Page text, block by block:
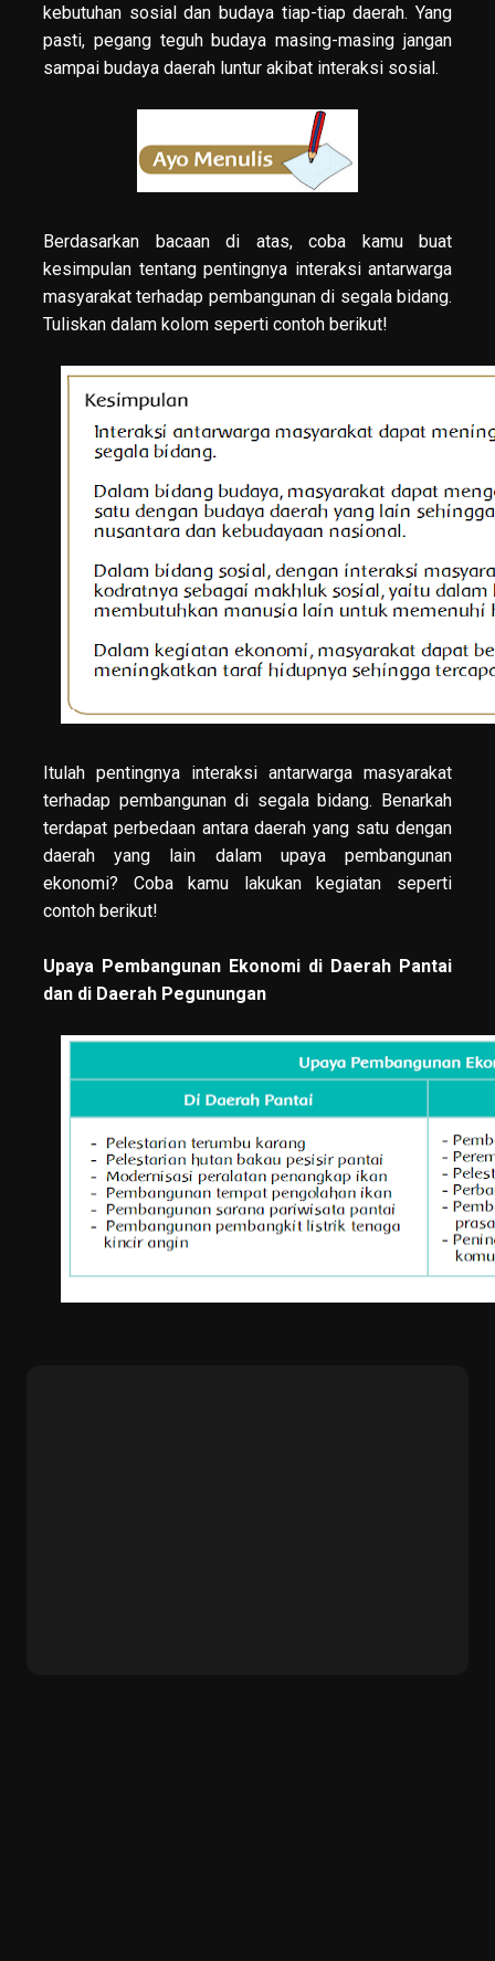
kebutuhan sosial dan budaya tiap-tiap daerah. Yang
pasti, pegang teguh budaya masing-masing jangan
sampai budaya daerah luntur akibat interaksi sosial.
Berdasarkan bacaan di atas, coba kamu buat
kesimpulan tentang pentingnya interaksi antarwarga
masyarakat terhadap pembangunan di segala bidang.
Tuliskan dalam kolom seperti contoh berikut!
Itulah pentingnya interaksi antarwarga masyarakat
terhadap pembangunan di segala bidang. Benarkah
terdapat perbedaan antara daerah yang satu dengan
daerah yang lain dalam upaya pembangunan
ekonomi? Coba kamu lakukan kegiatan seperti
contoh berikut!
Upaya Pembangunan Ekonomi di Daerah Pantai
dan di Daerah Pegunungan